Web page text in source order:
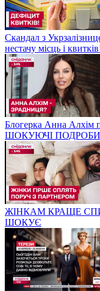
Скандал з
нестачу місць і
Блогерка Анна Алхім
ШОКУЮЧІ
ЖІНКАМ КРАЩЕ
ШОКУЄ